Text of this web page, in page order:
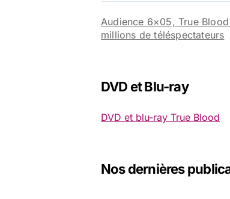
Audience 6×05, True
millions de téléspectateurs
DVD et Blu-ray
DVD et blu-ray True Blood
Nos dernières